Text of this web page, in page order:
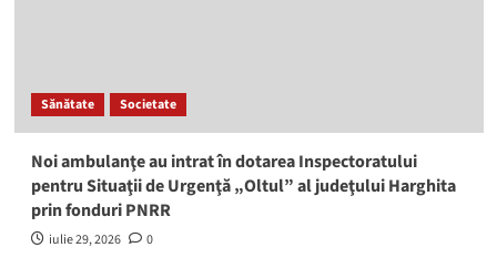
Sănătate Societate
Noi ambulanţe au intrat în dotarea Inspectoratului
pentru Situaţii de Urgenţă „Oltul” al judeţului Harghita
prin fonduri PNRR
iulie 29, 2026 0